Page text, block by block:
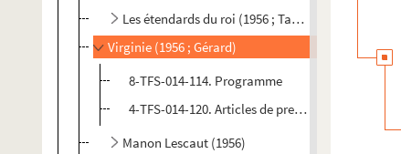
Les étendards du roi (1956 ; Tassencourt)
Virginie (1956 ; Gérard)
8-TFS-014-114. Programme
4-TFS-014-120. Articles de presse
Manon Lescaut (1956)